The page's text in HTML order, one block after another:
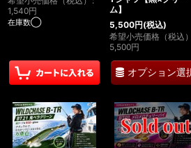
1,540円
在庫数◯
ム】
5,500円(税込)
希望小売価格（税込）
5,500円
オプション選